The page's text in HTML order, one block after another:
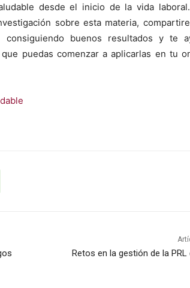
des­de el ini­cio de la vida
sobre esta mate­ria,
buenos resul­ta­dos y te
puedas comen­zar a apli­car­las en tu
Retos en la gestión de la